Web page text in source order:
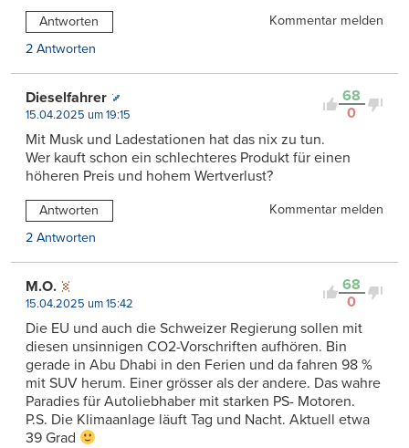
Antworten
Kommentar melden
2 Antworten
68
0
Dieselfahrer
15.04.2025 um 19:15
Mit Musk und Ladestationen hat das nix zu tun.
Wer kauft schon ein schlechteres Produkt für einen
höheren Preis und hohem Wertverlust?
Antworten
Kommentar melden
2 Antworten
68
0
M.O.
15.04.2025 um 15:42
Die EU und auch die Schweizer Regierung sollen mit
diesen unsinnigen CO2-Vorschriften aufhören. Bin
gerade in Abu Dhabi in den Ferien und da fahren 98 %
mit SUV herum. Einer grösser als der andere. Das wahre
Paradies für Autoliebhaber mit starken PS- Motoren.
P.S. Die Klimaanlage läuft Tag und Nacht. Aktuell etwa
39 Grad